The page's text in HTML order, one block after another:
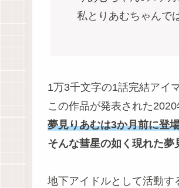
私とりあむちゃんで
1万3千文字の1話完結アイ
この作品が発表された
夢見りあむは3か月前に登
そんな彗星の如く現れた夢
地下アイドルとして活動す